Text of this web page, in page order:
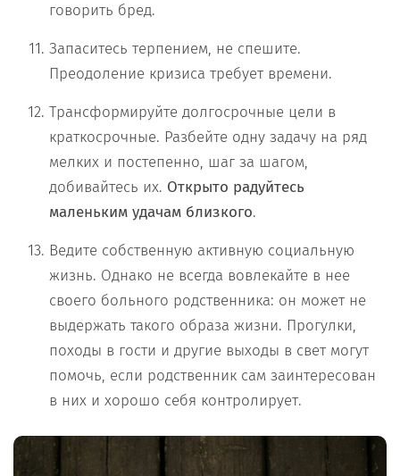
говорить бред.
Запаситесь терпением, не спешите.
Преодоление кризиса требует времени.
Трансформируйте долгосрочные цели в
краткосрочные. Разбейте одну задачу на ряд
мелких и постепенно, шаг за шагом,
добивайтесь их. Открыто радуйтесь
маленьким удачам близкого.
Ведите собственную активную социальную
жизнь. Однако не всегда вовлекайте в нее
своего больного родственника: он может не
выдержать такого образа жизни. Прогулки,
походы в гости и другие выходы в свет могут
помочь, если родственник сам заинтересован
в них и хорошо себя контролирует.